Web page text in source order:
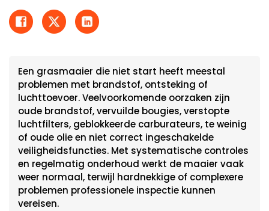
Een grasmaaier die niet start heeft meestal
problemen met brandstof, ontsteking of
luchttoevoer. Veelvoorkomende oorzaken zijn
oude brandstof, vervuilde bougies, verstopte
luchtfilters, geblokkeerde carburateurs, te weinig
of oude olie en niet correct ingeschakelde
veiligheidsfuncties. Met systematische controles
en regelmatig onderhoud werkt de maaier vaak
weer normaal, terwijl hardnekkige of complexere
problemen professionele inspectie kunnen
vereisen.